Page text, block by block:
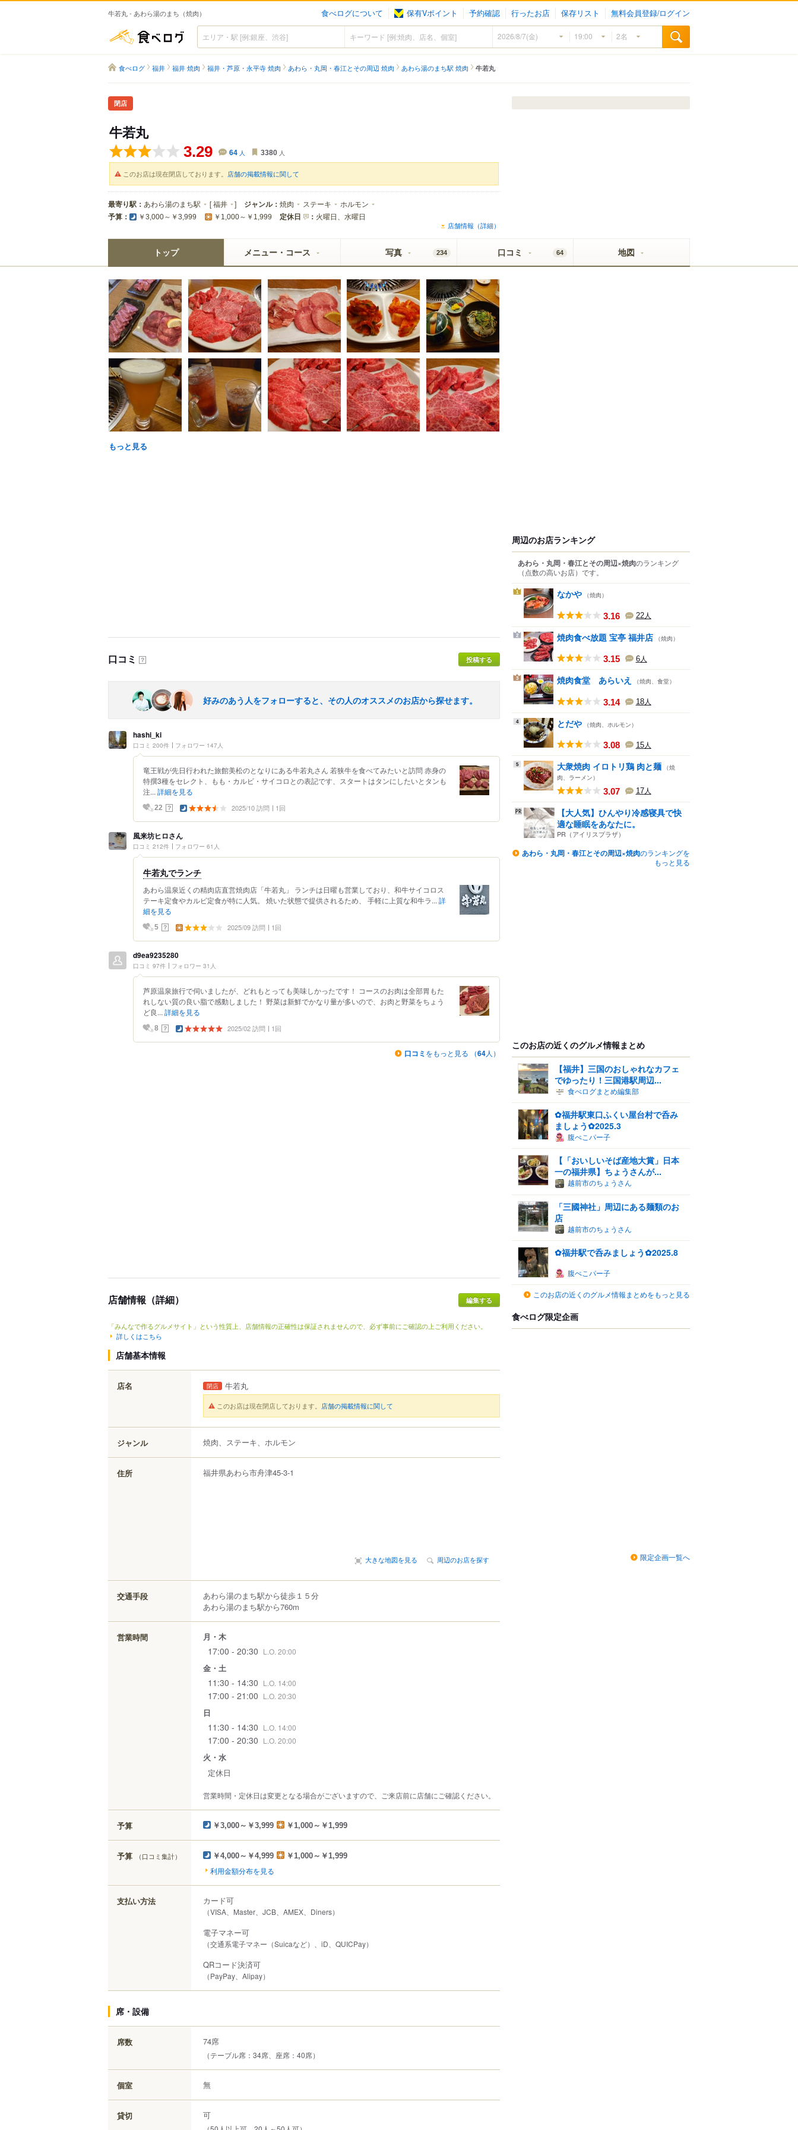
牛若丸 - あわら湯のまち（焼肉） 食べログについて 保有Vポイント 予約確認 行ったお店 保存リスト 無料会員登録/ログイン
食べログ
食べログ 福井 福井 焼肉 福井・芦原・永平寺 焼肉 あわら・丸岡・春江とその周辺 焼肉 あわら湯のまち駅 焼肉 牛若丸
閉店
牛若丸
3.29 64 人 3380 人
このお店は現在閉店しております。 店舗の掲載情報に関して
最寄り駅： あわら湯のまち駅 [福井 ] ジャンル： 焼肉 ステーキ ホルモン
予算： ￥3,000～￥3,999 ￥1,000～￥1,999 定休日 ： 火曜日、水曜日
店舗情報（詳細）
トップ メニュー・コース 写真 234 口コミ 64 地図
もっと見る
口コミ ？ 投稿する
好みのあう人をフォローすると、その人のオススメのお店から探せます。
hashi_ki
口コミ 200件 フォロワー 147人
竜王戦が先日行われた旅館美松のとなりにある牛若丸さん 若狭牛を食べてみたいと訪問 赤身の
特撰3種をセレクト、もも・カルビ・サイコロとの表記です、スタートはタンにしたいとタンも
注... 詳細を見る
22 ？ 2025/10 訪問 1回
風来坊ヒロさん
口コミ 212件 フォロワー 61人
牛若丸でランチ
あわら温泉近くの精肉店直営焼肉店「牛若丸」 ランチは日曜も営業しており、和牛サイコロス
テーキ定食やカルビ定食が特に人気。 焼いた状態で提供されるため、 手軽に上質な和牛ラ... 詳
細を見る
5 ？ 2025/09 訪問 1回
d9ea9235280
口コミ 97件 フォロワー 31人
芦原温泉旅行で伺いましたが、どれもとっても美味しかったです！ コースのお肉は全部胃もた
れしない質の良い脂で感動しました！ 野菜は新鮮でかなり量が多いので、お肉と野菜をちょう
ど良... 詳細を見る
8 ？ 2025/02 訪問 1回
口コミ をもっと見る （64人）
店舗情報（詳細） 編集する
「みんなで作るグルメサイト」という性質上、店舗情報の正確性は保証されませんので、必ず事前にご確認の上ご利用ください。
詳しくはこちら
店舗基本情報
店名 閉店 牛若丸
このお店は現在閉店しております。 店舗の掲載情報に関して
ジャンル 焼肉、ステーキ、ホルモン
住所 福井県あわら市舟津45-3-1
大きな地図を見る 周辺のお店を探す
交通手段
あわら湯のまち駅から徒歩１５分
あわら湯のまち駅から760m
営業時間 月・木
17:00 - 20:30 L.O. 20:00
金・土
11:30 - 14:30 L.O. 14:00
17:00 - 21:00 L.O. 20:30
日
11:30 - 14:30 L.O. 14:00
17:00 - 20:30 L.O. 20:00
火・水
定休日
営業時間・定休日は変更となる場合がございますので、ご来店前に店舗にご確認ください。
予算 ￥3,000～￥3,999 ￥1,000～￥1,999
予算 （口コミ集計） ￥4,000～￥4,999 ￥1,000～￥1,999
利用金額分布を見る
支払い方法 カード可
（VISA、Master、JCB、AMEX、Diners）
電子マネー可
（交通系電子マネー（Suicaなど）、iD、QUICPay）
QRコード決済可
（PayPay、Alipay）
席・設備
席数 74席
（テーブル席：34席、座席：40席）
個室 無
貸切 可
周辺のお店ランキング
あわら・丸岡・春江とその周辺×焼肉のランキング
（点数の高いお店） です。
1 なかや （焼肉）
3.16 22人
2 焼肉食べ放題 宝亭 福井店 （焼肉）
3.15 6人
3 焼肉食堂 あらいえ （焼肉、食堂）
3.14 18人
4 とだや （焼肉、ホルモン）
3.08 15人
5 大衆焼肉 イロトリ鶏 肉と麺 （焼
肉、ラーメン）
3.07 17人
【大人気】ひんやり冷感寝具で快
適な睡眠をあなたに。
PR（アイリスプラザ）
あわら・丸岡・春江とその周辺×焼肉のランキングを
もっと見る
このお店の近くのグルメ情報まとめ
【福井】三国のおしゃれなカフェ
でゆったり！三国港駅周辺...
食べログまとめ編集部
✿福井駅東口ふくい屋台村で呑み
ましょう✿2025.3
腹ぺこパー子
【「おいしいそば産地大賞」日本
一の福井県】ちょうさんが...
越前市のちょうさん
「三國神社」周辺にある麺類のお
店
越前市のちょうさん
✿福井駅で呑みましょう✿2025.8
腹ぺこパー子
このお店の近くのグルメ情報まとめをもっと見る
食べログ限定企画
限定企画一覧へ